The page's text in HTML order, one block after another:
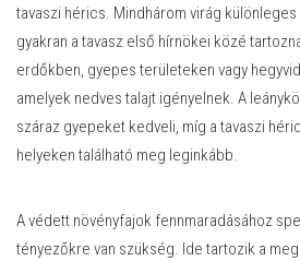
tavaszi hérics. Mindhárom virág
gyakran a tavasz első hírnökei közé
erdőkben, gyepes területeken vagy
amelyek nedves talajt igényelnek. A
száraz gyepeket kedveli, míg a tavaszi
helyeken található meg leginkább.
A védett növényfajok fennmaradásához
tényezőkre van szükség. Ide tartozik a